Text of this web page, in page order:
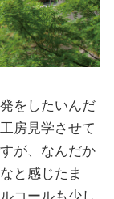
をしたいんだ
房見学させて
が、なんだか
と感じたま